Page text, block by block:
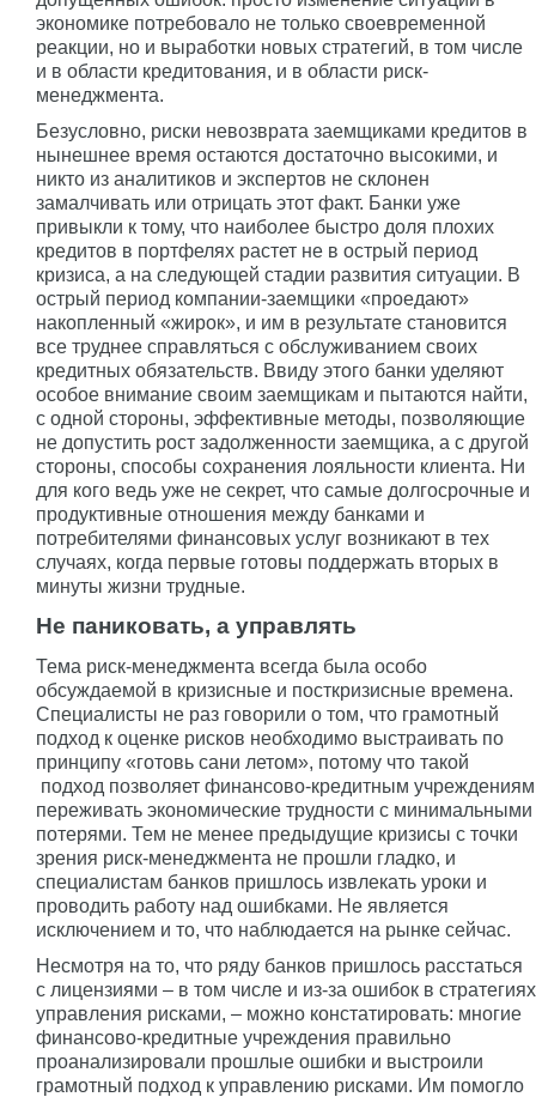
экономике потребовало не только своевременной
реакции, но и выработки новых стратегий, в том числе
и в области кредитования, и в области риск-
менеджмента.
Безусловно, риски невозврата заемщиками кредитов в
нынешнее время остаются достаточно высокими, и
никто из аналитиков и экспертов не склонен
замалчивать или отрицать этот факт. Банки уже
привыкли к тому, что наиболее быстро доля плохих
кредитов в портфелях растет не в острый период
кризиса, а на следующей стадии развития ситуации. В
острый период компании-заемщики «проедают»
накопленный «жирок», и им в результате становится
все труднее справляться с обслуживанием своих
кредитных обязательств. Ввиду этого банки уделяют
особое внимание своим заемщикам и пытаются найти,
с одной стороны, эффективные методы, позволяющие
не допустить рост задолженности заемщика, а с другой
стороны, способы сохранения лояльности клиента. Ни
для кого ведь уже не секрет, что самые долгосрочные и
продуктивные отношения между банками и
потребителями финансовых услуг возникают в тех
случаях, когда первые готовы поддержать вторых в
минуты жизни трудные.
Не паниковать, а управлять
Тема риск-менеджмента всегда была особо
обсуждаемой в кризисные и посткризисные времена.
Специалисты не раз говорили о том, что грамотный
подход к оценке рисков необходимо выстраивать по
принципу «готовь сани летом», потому что такой
подход позволяет финансово-кредитным учреждениям
переживать экономические трудности с минимальными
потерями. Тем не менее предыдущие кризисы с точки
зрения риск-менеджмента не прошли гладко, и
специалистам банков пришлось извлекать уроки и
проводить работу над ошибками. Не является
исключением и то, что наблюдается на рынке сейчас.
Несмотря на то, что ряду банков пришлось расстаться
с лицензиями – в том числе и из-за ошибок в стратегиях
управления рисками, – можно констатировать: многие
финансово-кредитные учреждения правильно
проанализировали прошлые ошибки и выстроили
грамотный подход к управлению рисками. Им помогло